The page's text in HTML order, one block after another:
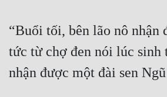
“Buổi tối, bên lão nô nhận
tức từ chợ đen nói lúc sinh
nhận được một đài sen